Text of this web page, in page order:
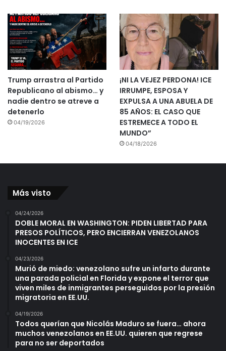
Trump arrastra al Partido
Republicano al abismo… y
nadie dentro se atreve a
detenerlo
04/19/2026
¡NI LA VEJEZ PERDONA! ICE
IRRUMPE, ESPOSA Y
EXPULSA A UNA ABUELA DE
85 AÑOS: EL CASO QUE
ESTREMECE A TODO EL
MUNDO”
04/18/2026
Más visto
04/24/2026
DOBLE MORAL EN WASHINGTON: PIDEN LIBERTAD PARA
PRESOS POLÍTICOS, PERO ENCIERRAN VENEZOLANOS
INOCENTES EN ICE
04/23/2026
Murió de miedo: venezolano sufre un infarto durante
una parada policial en Florida y expone el terror que
viven miles de inmigrantes perseguidos por la presión
migratoria en EE.UU.
04/19/2026
Todos querían que Nicolás Maduro se fuera… ahora
muchos venezolanos en EE.UU. quieren que regrese
para no ser deportados